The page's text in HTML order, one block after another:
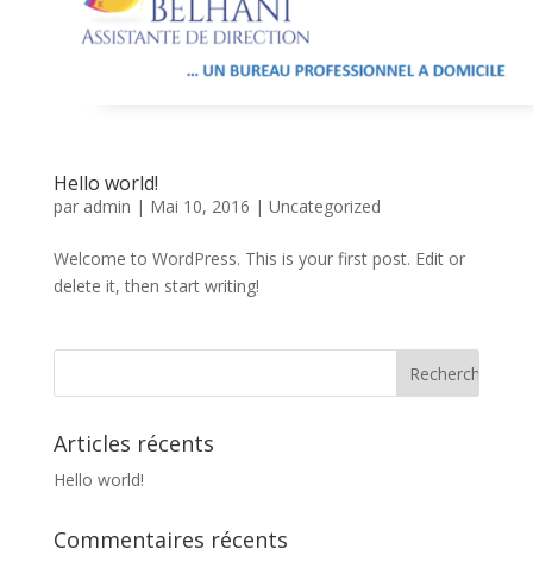
Hello world!
par admin | Mai 10, 2016 | Uncategorized
Welcome to WordPress. This is your first post. Edit or
delete it, then start writing!
Articles récents
Hello world!
Commentaires récents